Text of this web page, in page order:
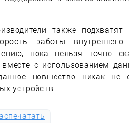
также
работы
пока нельзя точно
с использованием
новшество никак не
устройств.